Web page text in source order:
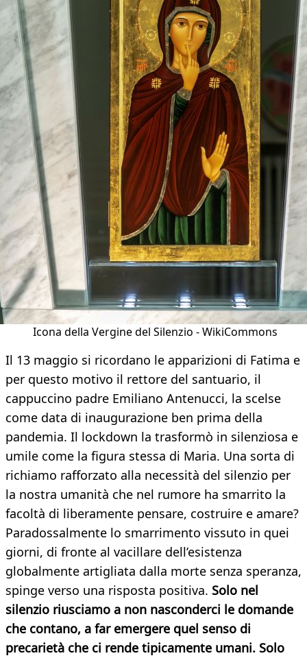
Icona della Vergine del Silenzio - WikiCommons
Il 13 maggio si ricordano le apparizioni di Fatima e
per questo motivo il rettore del santuario, il
cappuccino padre Emiliano Antenucci, la scelse
come data di inaugurazione ben prima della
pandemia. Il lockdown la trasformò in silenziosa e
umile come la figura stessa di Maria. Una sorta di
richiamo rafforzato alla necessità del silenzio per
la nostra umanità che nel rumore ha smarrito la
facoltà di liberamente pensare, costruire e amare?
Paradossalmente lo smarrimento vissuto in quei
giorni, di fronte al vacillare dell’esistenza
globalmente artigliata dalla morte senza speranza,
spinge verso una risposta positiva. Solo nel
silenzio riusciamo a non nasconderci le domande
che contano, a far emergere quel senso di
precarietà che ci rende tipicamente umani. Solo